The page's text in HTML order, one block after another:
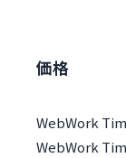
価格
WebWork
WebWork